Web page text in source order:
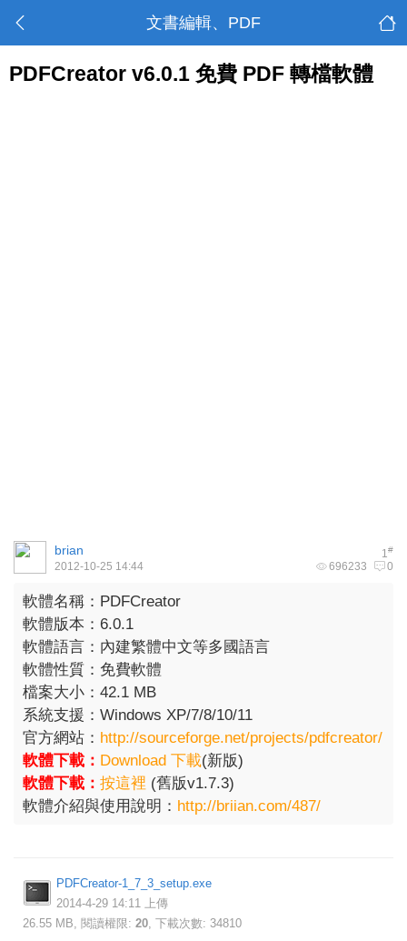
文書編輯、PDF
PDFCreator v6.0.1 免費 PDF 轉檔軟體
1#
brian
696233 0
2012-10-25 14:44
軟體名稱：PDFCreator
軟體版本：6.0.1
軟體語言：內建繁體中文等多國語言
軟體性質：免費軟體
檔案大小：42.1 MB
系統支援：Windows XP/7/8/10/11
官方網站： http://sourceforge.net/projects/pdfcreator/
軟體下載： Download 下載(新版)
軟體下載： 按這裡 (舊版v1.7.3)
軟體介紹與使用說明： http://briian.com/487/
PDFCreator-1_7_3_setup.exe
2014-4-29 14:11 上傳
26.55 MB, 閱讀權限: 20, 下載次數: 34810